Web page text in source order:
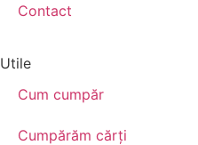
Contact
Utile
Cum cumpăr
Cumpărăm cărţi